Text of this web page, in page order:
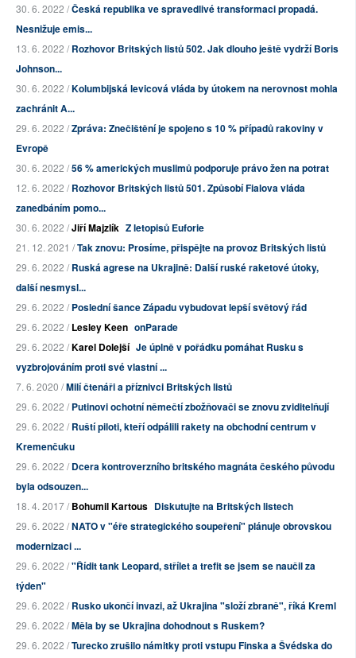
30. 6. 2022 /Česká republika ve spravedlivé transformaci propadá.
Nesnižuje emis...
13. 6. 2022 /Rozhovor Britských listů 502. Jak dlouho ještě vydrží Boris
Johnson...
30. 6. 2022 /Kolumbijská levicová vláda by útokem na nerovnost mohla
zachránit A...
29. 6. 2022 /Zpráva: Znečištění je spojeno s 10 % případů rakoviny v
Evropě
30. 6. 2022 /56 % amerických muslimů podporuje právo žen na potrat
12. 6. 2022 /Rozhovor Britských listů 501. Způsobí Fialova vláda
zanedbáním pomo...
30. 6. 2022 /Jiří Majzlík Z letopisů Euforie
21. 12. 2021 /Tak znovu: Prosíme, přispějte na provoz Britských listů
29. 6. 2022 /Ruská agrese na Ukrajině: Další ruské raketové útoky,
další nesmysl...
29. 6. 2022 /Poslední šance Západu vybudovat lepší světový řád
29. 6. 2022 /Lesley Keen onParade
29. 6. 2022 /Karel Dolejší Je úplně v pořádku pomáhat Rusku s
vyzbrojováním proti své vlastní ...
7. 6. 2020 /Milí čtenáři a příznivci Britských listů
29. 6. 2022 /Putinovi ochotní němečtí zbožňovači se znovu zviditelňují
29. 6. 2022 /Ruští piloti, kteří odpálili rakety na obchodní centrum v
Kremenčuku
29. 6. 2022 /Dcera kontroverzního britského magnáta českého původu
byla odsouzen...
18. 4. 2017 /Bohumil Kartous Diskutujte na Britských listech
29. 6. 2022 /NATO v "éře strategického soupeření" plánuje obrovskou
modernizaci ...
29. 6. 2022 /"Řídit tank Leopard, střílet a trefit se jsem se naučil za
týden"
29. 6. 2022 /Rusko ukončí invazi, až Ukrajina "složí zbraně", říká Kreml
29. 6. 2022 /Měla by se Ukrajina dohodnout s Ruskem?
29. 6. 2022 /Turecko zrušilo námitky proti vstupu Finska a Švédska do